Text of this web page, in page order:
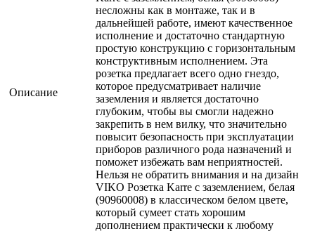
Описание
несложны как в монтаже, так и в
дальнейшей работе, имеют качественное
исполнение и достаточно стандартную
простую конструкцию с горизонтальным
конструктивным исполнением. Эта
розетка предлагает всего одно гнездо,
которое предусматривает наличие
заземления и является достаточно
глубоким, чтобы вы смогли надежно
закрепить в нем вилку, что значительно
повысит безопасность при эксплуатации
приборов различного рода назначений и
поможет избежать вам неприятностей.
Нельзя не обратить внимания и на дизайн
VIKO Розетка Karre с заземлением, белая
(90960008) в классическом белом цвете,
который сумеет стать хорошим
дополнением практически к любому